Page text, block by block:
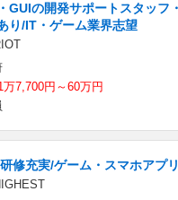
GUIの開発サポートスタッフ
り/IT・ゲーム業界志望
万7,700円～60万円
修充実/ゲーム・スマホアプ